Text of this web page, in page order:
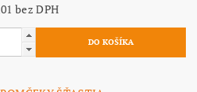
€5,01 bez DPH